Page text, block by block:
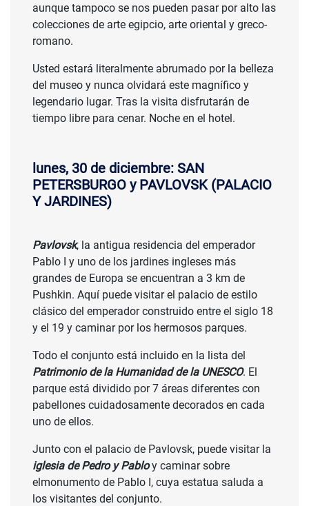
aunque tampoco se nos pueden pasar por alto las
colecciones de arte egipcio, arte oriental y greco-
romano.
Usted estará literalmente abrumado por la belleza
del museo y nunca olvidará este magnífico y
legendario lugar. Tras la visita disfrutarán de
tiempo libre para cenar. Noche en el hotel.
lunes, 30 de diciembre: SAN
PETERSBURGO y PAVLOVSK (PALACIO
Y JARDINES)
Pavlovsk, la antigua residencia del emperador
Pablo I y uno de los jardines ingleses más
grandes de Europa se encuentran a 3 km de
Pushkin. Aquí puede visitar el palacio de estilo
clásico del emperador construido entre el siglo 18
y el 19 y caminar por los hermosos parques.
Todo el conjunto está incluido en la lista del
Patrimonio de la Humanidad de la UNESCO. El
parque está dividido por 7 áreas diferentes con
pabellones cuidadosamente decorados en cada
uno de ellos.
Junto con el palacio de Pavlovsk, puede visitar la
iglesia de Pedro y Pabloy caminar sobre
elmonumento de Pablo I, cuya estatua saluda a
los visitantes del conjunto.